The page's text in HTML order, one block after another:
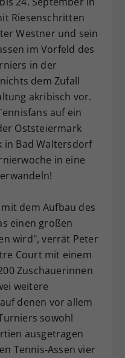
Riesenschritten
Westner und sein
im Vorfeld des
in der
dem Zufall
akribisch vor.
auf ein
Oststeiermark
in Bad Waltersdorf
in eine
dem Aufbau des
einen großen
wird", verrät Peter
Court mit einem
Zuschauerinnen
weitere
denen vor allem
sowohl
ausgetragen
Tennis-Assen vier
Ihre Consent-
anderem eine
Ihrer
falls der
dies eingestellt